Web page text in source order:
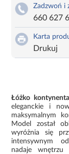
Zadzwoń i
660 627
Karta
Drukuj
Łóżko
eleganckie i
maksymalnym
Model został
wyróżnia się
intensywnym
nadaje wnętrzu